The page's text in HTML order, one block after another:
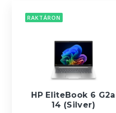
RAKTÁRON
HP EliteBook 6 G2a
14 (Silver)